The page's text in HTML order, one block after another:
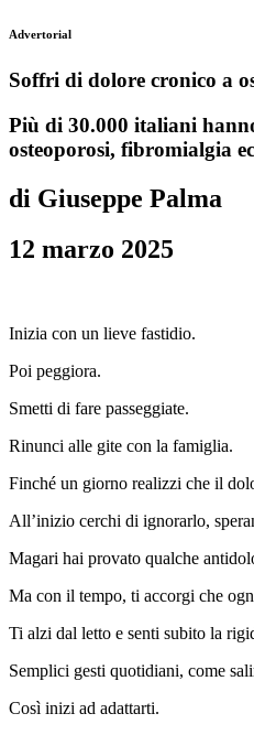
Advertorial
Soffri di dolore cronico a
Più di 30.000 italiani
osteoporosi, fibromialgia
di Giuseppe Palma
12 marzo 2025
Inizia con un lieve fastidio.
Poi peggiora.
Smetti di fare passeggiate.
Rinunci alle gite con la famiglia.
Finché un giorno realizzi che il
All’inizio cerchi di ignorarlo,
Magari hai provato qualche
Ma con il tempo, ti accorgi che
Ti alzi dal letto e senti subito la
Semplici gesti quotidiani, come
Così inizi ad adattarti.